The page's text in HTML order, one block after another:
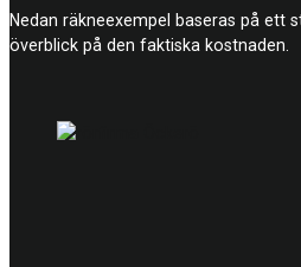
Nedan räkneexempel baseras på
överblick på den faktiska kostnaden.